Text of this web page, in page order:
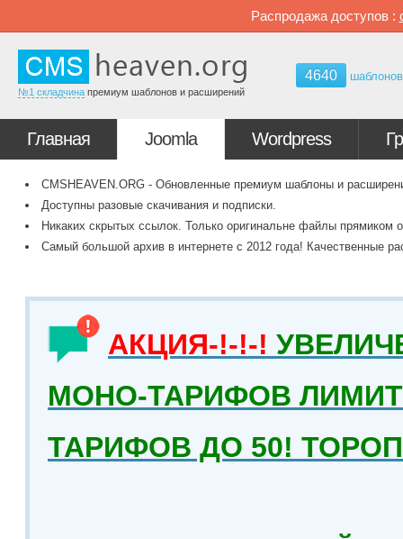
Распродажа доступов :
№1 складчина премиум шаблонов и расширений
4640 шаблонов
Главная Joomla Wordpress
CMSHEAVEN.ORG - Обновленные премиум шаблоны и
Доступны разовые скачивания и подписки.
Никаких скрытых ссылок. Только оригинальне файлы прямиком
Самый большой архив в интернете с 2012 года! Качественные
АКЦИЯ-!-!-!
МОНО-ТАРИФОВ
ТАРИФОВ ДО 50!